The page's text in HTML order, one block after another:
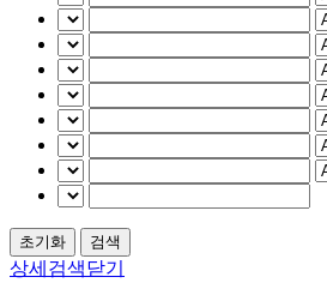
상세검색닫기